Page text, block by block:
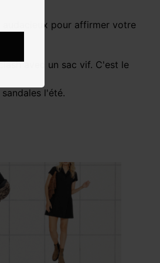
audacieux pour affirmer votre
l'été.